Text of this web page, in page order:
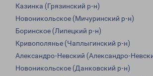
Казинка (Грязинский р-н)
Новоникольское (Мичуринский р-н)
Боринское (Липецкий р-н)
Кривополянье (Чаплыгинский р-н)
Александро-Невский (Александро-
Новоникольское (Данковский р-н)